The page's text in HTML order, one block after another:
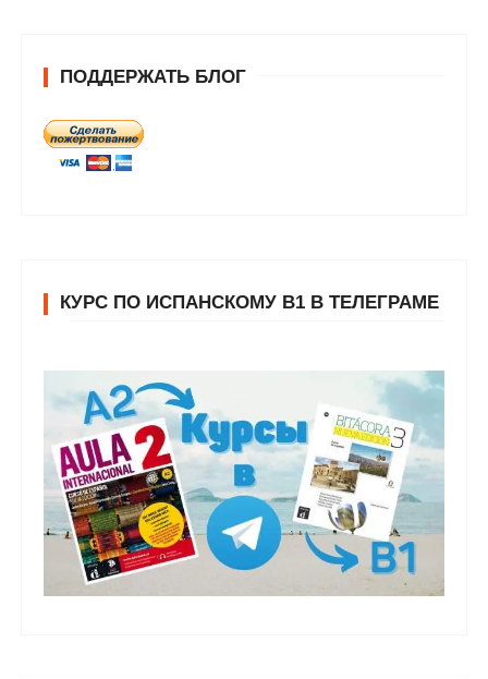
ПОДДЕРЖАТЬ БЛОГ
КУРС ПО ИСПАНСКОМУ В1 В ТЕЛЕГРАМЕ